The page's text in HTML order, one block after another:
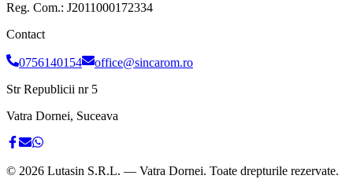
Reg. Com.: J2011000172334
Contact
0756140154
office@sincarom.ro
Str Republicii nr 5
Vatra Dornei, Suceava
© 2026 Lutasin S.R.L. — Vatra Dornei. Toate drepturile rezervate.